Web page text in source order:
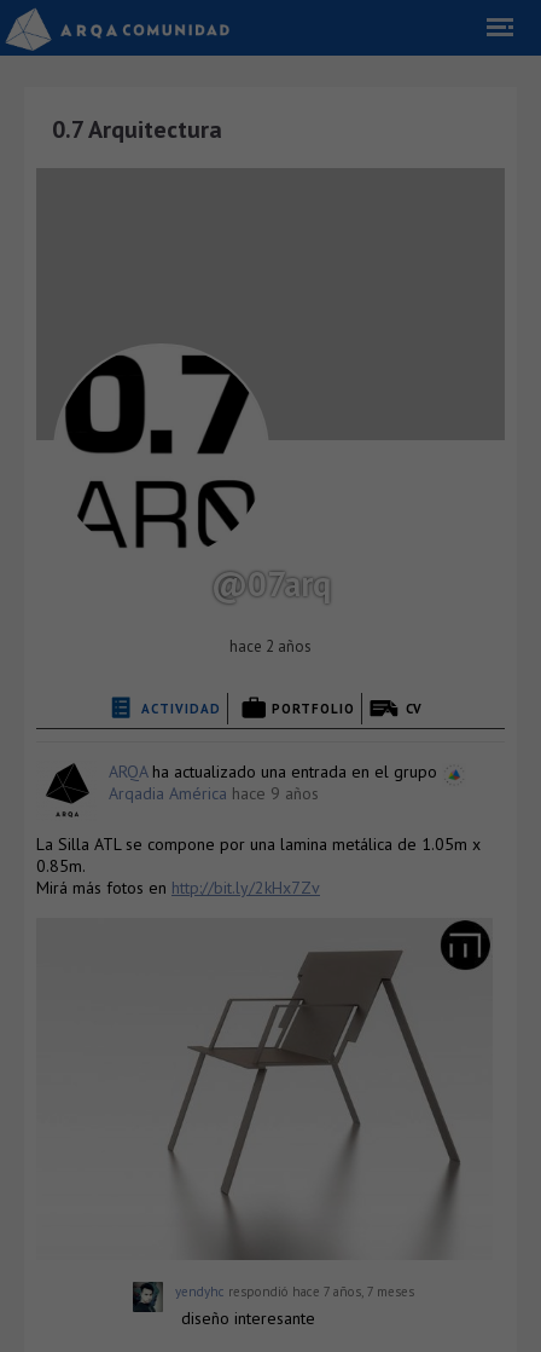
0.7 Arquitectura
@07arq
hace 2 años
ACTIVIDAD PORTFOLIO CV
ARQAha actualizado una entrada en el grupo
Arqadia América hace 9 años
La Silla ATL se compone por una lamina metálica de 1.05m x
0.85m.
Mirá más fotos en http://bit.ly/2kHx7Zv
yendyhc respondió hace 7 años, 7 meses
diseño interesante